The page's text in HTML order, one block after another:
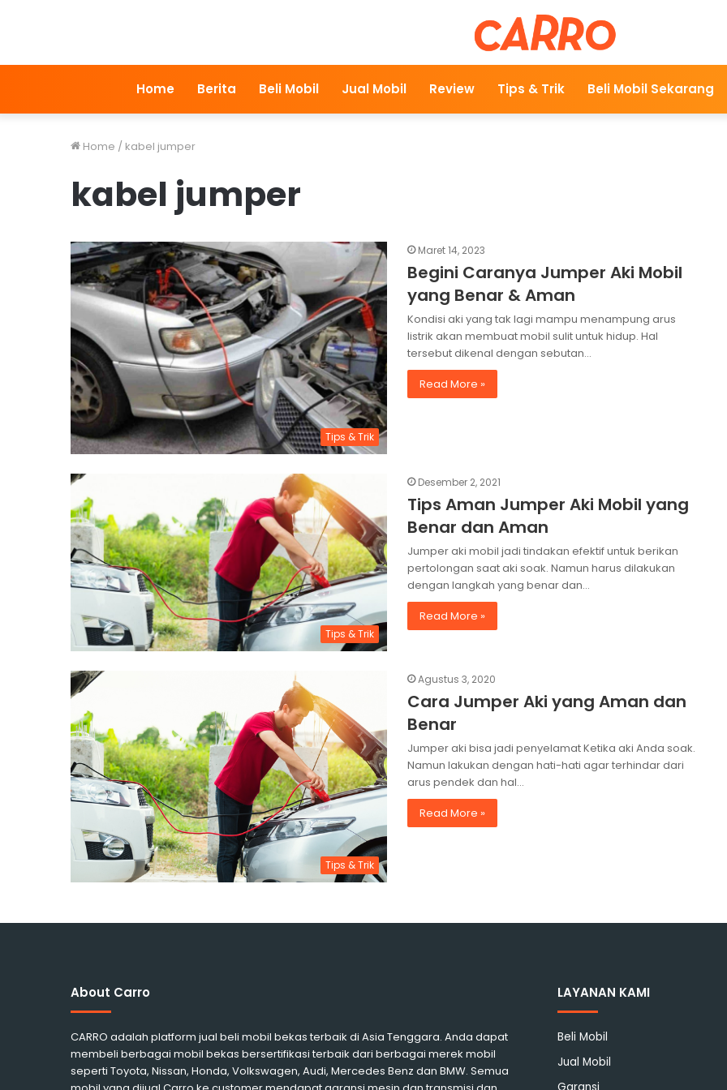
Home Berita Beli Mobil Jual Mobil Review Tips & Trik Beli Mobil Sekarang
Home / kabel jumper
kabel jumper
Tips & Trik
Maret 14, 2023
Begini Caranya Jumper Aki Mobil
yang Benar & Aman
Kondisi aki yang tak lagi mampu menampung arus
listrik akan membuat mobil sulit untuk hidup. Hal
tersebut dikenal dengan sebutan…
Read More »
Tips & Trik
Desember 2, 2021
Tips Aman Jumper Aki Mobil yang
Benar dan Aman
Jumper aki mobil jadi tindakan efektif untuk berikan
pertolongan saat aki soak. Namun harus dilakukan
dengan langkah yang benar dan…
Read More »
Tips & Trik
Agustus 3, 2020
Cara Jumper Aki yang Aman dan
Benar
Jumper aki bisa jadi penyelamat Ketika aki Anda soak.
Namun lakukan dengan hati-hati agar terhindar dari
arus pendek dan hal…
Read More »
About Carro
CARRO adalah platform jual beli mobil bekas terbaik di Asia Tenggara. Anda dapat
membeli berbagai mobil bekas bersertifikasi terbaik dari berbagai merek mobil
seperti Toyota, Nissan, Honda, Volkswagen, Audi, Mercedes Benz dan BMW. Semua
LAYANAN KAMI
Beli Mobil
Jual Mobil